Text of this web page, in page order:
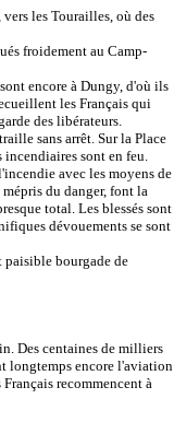
les Tourailles, où des
froidement au Camp-
encore à Dungy, d'où ils
les Français qui
des libérateurs.
sans arrêt. Sur la Place
sont en feu.
avec les moyens de
du danger, font la
total. Les blessés sont
dévouements se sont
paisible bourgade de
Des centaines de milliers
longtemps encore l'aviation
recommencent à